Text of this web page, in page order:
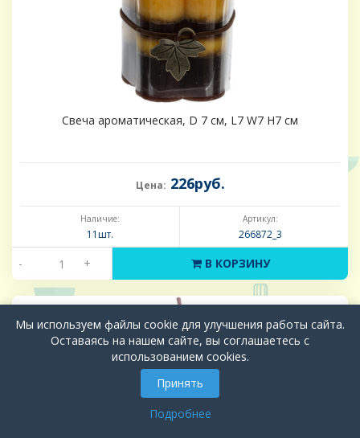
Свеча ароматическая, D 7 см, L7 W7 H7 см
Цена: 226руб.
Наличие:
11шт.
Артикул:
266872_3
- + В КОРЗИНУ
Мы используем файлы cookie для улучшения работы сайта.
Оставаясь на нашем сайте, вы соглашаетесь с
использованием cookies.
Принять
Подробнее